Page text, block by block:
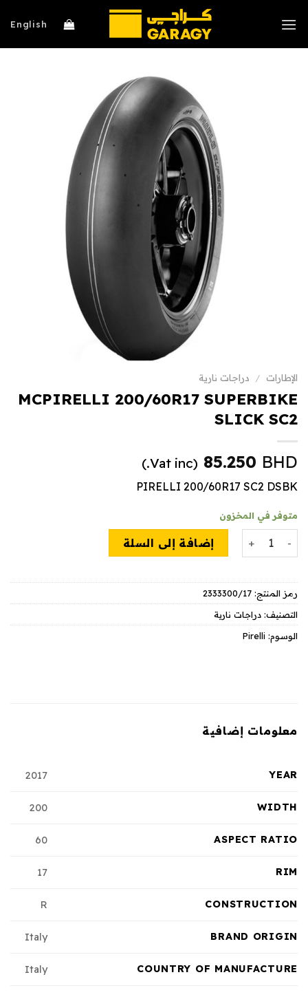
للمحتوى
English
الإطارات / دراجات نارية
MCPIRELLI 200/60R17 SUPERBIKE
SLICK SC2
85.250 BHD
(Vat inc.)
PIRELLI 200/60R17 SC2 DSBK
متوفر في المخزون
إضافة إلى السلة
رمز المنتج: 2333300/17
التصنيف: دراجات نارية
الوسوم: Pirelli
معلومات إضافية
YEAR
2017
WIDTH
200
ASPECT RATIO
60
RIM
17
CONSTRUCTION
R
BRAND ORIGIN
Italy
COUNTRY OF MANUFACTURE
Italy